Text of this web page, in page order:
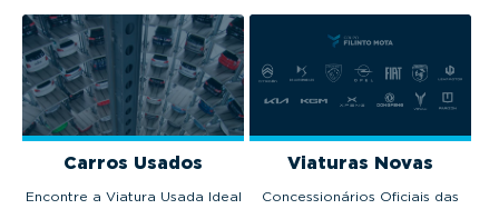
Carros Usados
Encontre a Viatura Usada Ideal
Viaturas Novas
Concessionários Oficiais das